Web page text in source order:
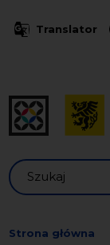
Translator
Szukaj
Strona główna